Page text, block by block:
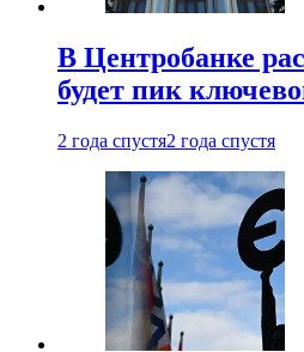
В Центробанке
будет пик
2 года спустя2 года спустя